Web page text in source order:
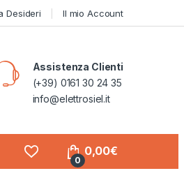
Desideri Il mio Account
Assistenza Clienti
(+39) 0161 30 24 35
info@elettrosiel.it
0
0,00€